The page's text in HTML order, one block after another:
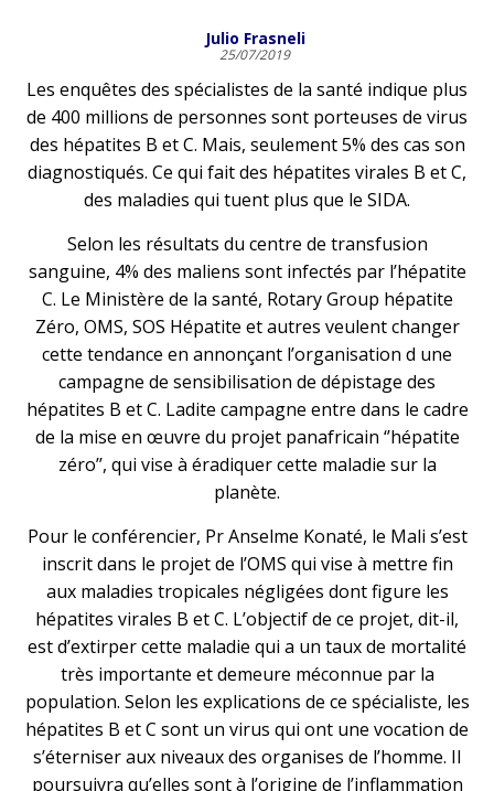
Julio Frasneli
25/07/2019
Les enquêtes des spécialistes de la santé indique plus
de 400 millions de personnes sont porteuses de virus
des hépatites B et C. Mais, seulement 5% des cas son
diagnostiqués. Ce qui fait des hépatites virales B et C,
des maladies qui tuent plus que le SIDA.
Selon les résultats du centre de transfusion
sanguine, 4% des maliens sont infectés par l’hépatite
C. Le Ministère de la santé, Rotary Group hépatite
Zéro, OMS, SOS Hépatite et autres veulent changer
cette tendance en annonçant l’organisation d une
campagne de sensibilisation de dépistage des
hépatites B et C. Ladite campagne entre dans le cadre
de la mise en œuvre du projet panafricain ‘’hépatite
zéro’’, qui vise à éradiquer cette maladie sur la
planète.
Pour le conférencier, Pr Anselme Konaté, le Mali s’est
inscrit dans le projet de l’OMS qui vise à mettre fin
aux maladies tropicales négligées dont figure les
hépatites virales B et C. L’objectif de ce projet, dit-il,
est d’extirper cette maladie qui a un taux de mortalité
très importante et demeure méconnue par la
population. Selon les explications de ce spécialiste, les
hépatites B et C sont un virus qui ont une vocation de
s’éterniser aux niveaux des organises de l’homme. Il
poursuivra qu’elles sont à l’origine de l’inflammation